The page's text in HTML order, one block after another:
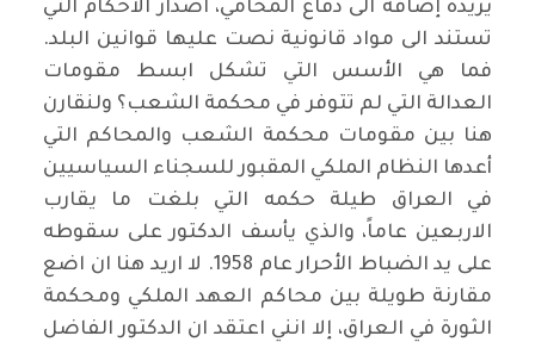
يريده إضافة الى دفاع المحامي، اصدار الاحكام التي
تستند الى مواد قانونية نصت عليها قوانين البلد.
فما هي الأسس التي تشكل ابسط مقومات
العدالة التي لم تتوفر في محكمة الشعب؟ ولنقارن
هنا بين مقومات محكمة الشعب والمحاكم التي
أعدها النظام الملكي المقبور للسجناء السياسيين
في العراق طيلة حكمه التي بلغت ما يقارب
الاربعين عاماً، والذي يأسف الدكتور على سقوطه
على يد الضباط الأحرار عام 1958. لا اريد هنا ان اضع
مقارنة طويلة بين محاكم العهد الملكي ومحكمة
الثورة في العراق، إلا انني اعتقد ان الدكتور الفاضل